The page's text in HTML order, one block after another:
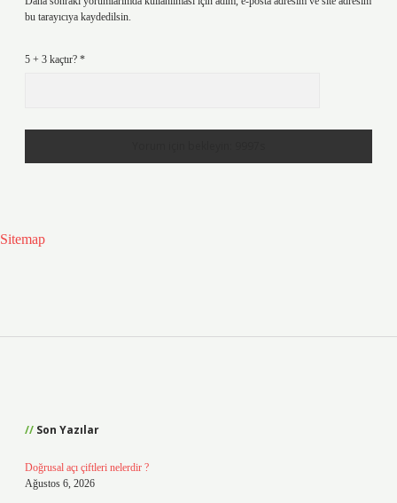
bu tarayıcıya kaydedilsin.
5 + 3 kaçtır? *
Sitemap
Son Yazılar
Doğrusal açı çiftleri nelerdir ?
Ağustos 6, 2026